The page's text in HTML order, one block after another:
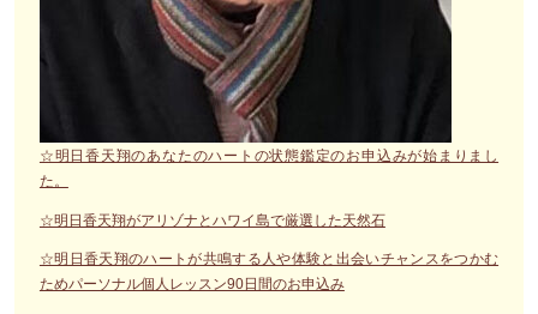
☆明日香天翔のあなたのハートの状態鑑定のお申込みが始まりまし
た。
☆明日香天翔がアリゾナとハワイ島で厳選した天然石
☆明日香天翔のハートが共鳴する人や体験と出会いチャンスをつかむ
ためパーソナル個人レッスン90日間のお申込み